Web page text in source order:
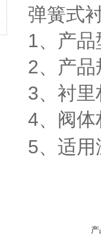
弹簧式
1、产
2、产
3、衬
4、阀体
5、适